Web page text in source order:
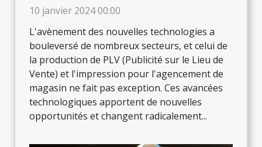
l'impression pour l'agencement
de magasin
10 janvier 2024 00:00
L'avènement des nouvelles technologies a
bouleversé de nombreux secteurs, et celui de
la production de PLV (Publicité sur le Lieu de
Vente) et l'impression pour l'agencement de
magasin ne fait pas exception. Ces avancées
technologiques apportent de nouvelles
opportunités et changent radicalement...